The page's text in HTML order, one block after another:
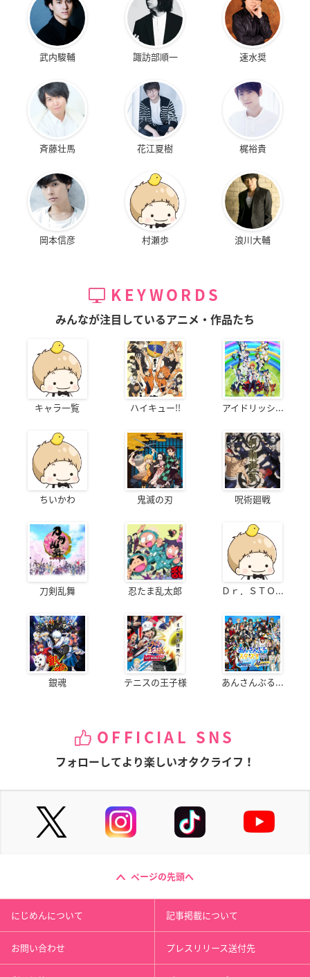
武内駿輔 諏訪部順一 速水奨
斉藤壮馬 花江夏樹 梶裕貴
岡本信彦 村瀬歩 浪川大輔
KEYWORDS
みんなが注目しているアニメ・作品たち
キャラ一覧 ハイキュー!! アイドリッシ...
ちいかわ 鬼滅の刃 呪術廻戦
刀剣乱舞 忍たま乱太郎 Ｄｒ．ＳＴＯ...
銀魂 テニスの王子様 あんさんぶる...
OFFICIAL SNS
フォローしてより楽しいオタクライフ！
ページの先頭へ
にじめんについて 記事掲載について
お問い合わせ プレスリリース送付先